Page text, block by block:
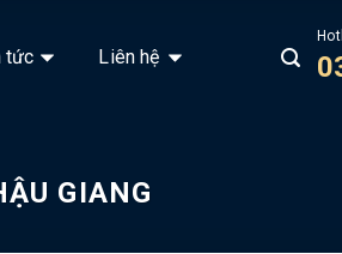
tức Liên hệ
GIANG